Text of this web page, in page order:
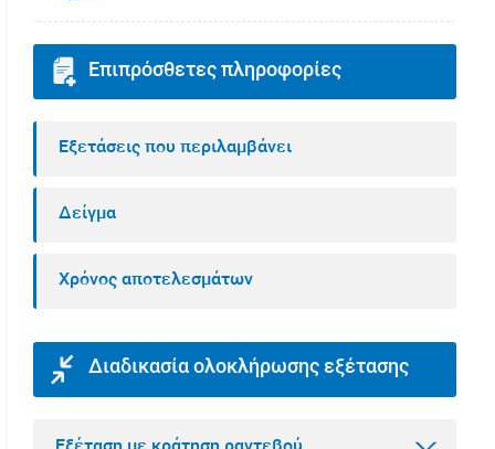
Επιπρόσθετες πληροφορίες
Εξετάσεις που περιλαμβάνει
Δείγμα
Χρόνος αποτελεσμάτων
Διαδικασία ολοκλήρωσης εξέτασης